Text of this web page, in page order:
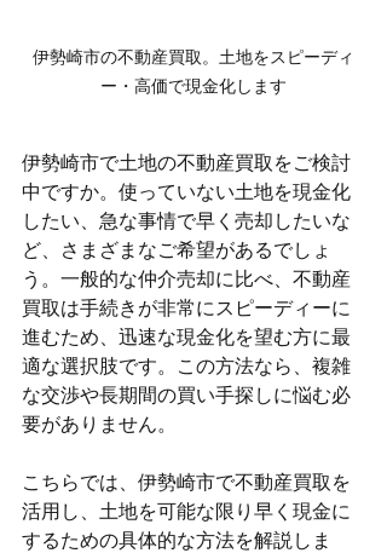
伊勢崎市の不動産買取。土地をスピーディ
ー・高価で現金化します
伊勢崎市で土地の不動産買取をご検討
中ですか。使っていない土地を現金化
したい、急な事情で早く売却したいな
ど、さまざまなご希望があるでしょ
う。一般的な仲介売却に比べ、不動産
買取は手続きが非常にスピーディーに
進むため、迅速な現金化を望む方に最
適な選択肢です。この方法なら、複雑
な交渉や長期間の買い手探しに悩む必
要がありません。
こちらでは、伊勢崎市で不動産買取を
活用し、土地を可能な限り早く現金に
するための具体的な方法を解説しま